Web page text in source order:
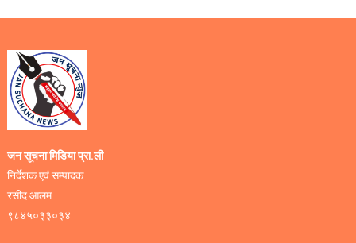
जन सूचना मिडिया प्रा.ली
निर्देशक एवं सम्पादक
रसीद आलम
९८४५०३३०३४